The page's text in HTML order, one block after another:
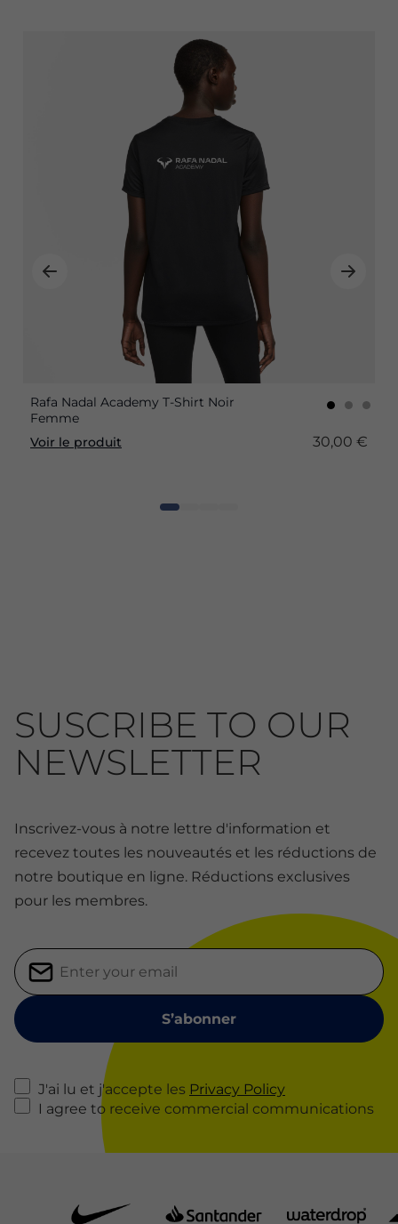
Rafa Nadal Academy T-Shirt Noir
Femme
Voir le produit
30,00 €
SUSCRIBE TO OUR
NEWSLETTER
Inscrivez-vous à notre lettre d'information et
recevez toutes les nouveautés et les réductions de
notre boutique en ligne. Réductions exclusives
pour les membres.
J'ai lu et j'accepte les Privacy Policy
I agree to receive commercial communications